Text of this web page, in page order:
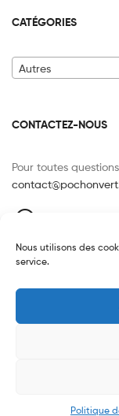
Nous utilisons des
service.
Politique
CATÉGORIES
Autres
CONTACTEZ-NOUS
Pour toutes